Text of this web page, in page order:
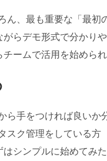
ん、最も重要な「最
らデモ形式で分かり
ームで活用を始められ
ら手をつければ良いか
スク管理をしている方
はシンプルに始めてみ